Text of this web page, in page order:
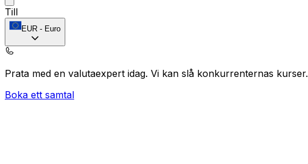
Till
EUR - Euro
Prata med en valutaexpert idag. Vi kan slå konkurrenternas kurser.
Boka ett samtal